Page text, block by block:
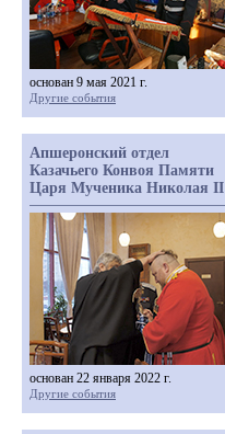
основан 9 мая 2021 г.
Другие события
Апшеронский отдел
Казачьего Конвоя Памяти
Царя Мученика Николая II
основан 22 января 2022 г.
Другие события